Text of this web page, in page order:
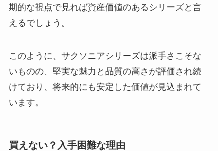
期的な視点で見れば資産価値のあるシリーズと言
えるでしょう。
このように、サクソニアシリーズは派手さこそな
いものの、堅実な魅力と品質の高さが評価され続
けており、将来的にも安定した価値が見込まれて
います。
買えない？入手困難な理由